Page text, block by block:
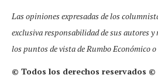
Las opiniones expresadas de los
exclusiva responsabilidad de sus autores
los puntos de vista de Rumbo Económico
© Todos los derechos reservados